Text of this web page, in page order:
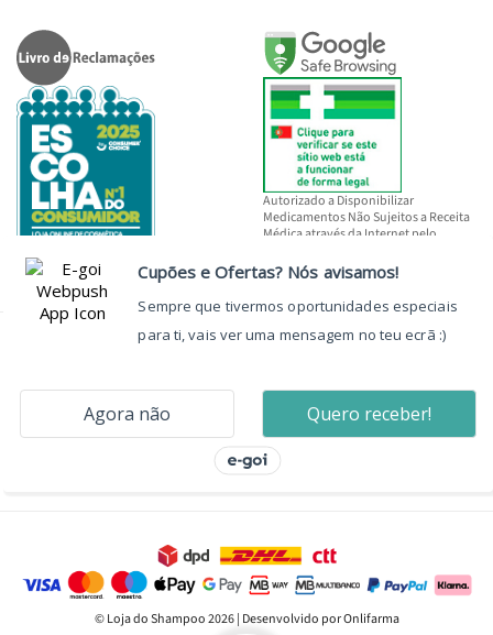
Autorizado a Disponibilizar
Medicamentos Não Sujeitos a Receita
Médica através da Internet pelo
© Loja do Shampoo 2026 | Desenvolvido por Onlifarma